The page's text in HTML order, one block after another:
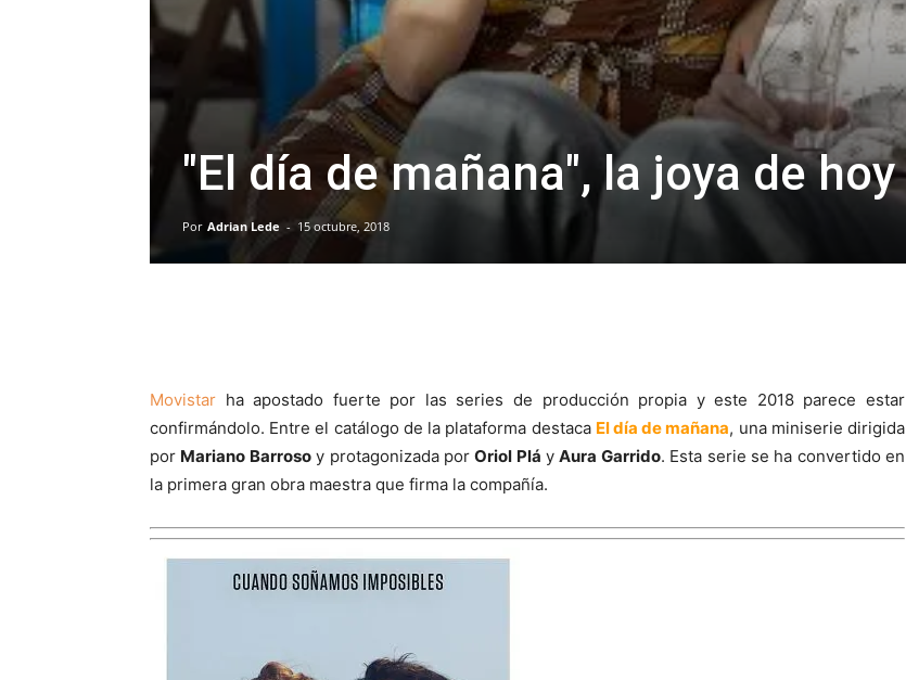
"El día de mañana", la joya de hoy
Por Adrian Lede - 15 octubre, 2018
Movistar ha apostado fuerte por las series de producción propia y este 2018 parece estar
confirmándolo. Entre el catálogo de la plataforma destaca El día de mañana, una miniserie dirigida
por Mariano Barrosoy protagonizada porOriol Plá yAura Garrido. Esta serie se ha convertido en
la primera gran obra maestra que firma la compañía.